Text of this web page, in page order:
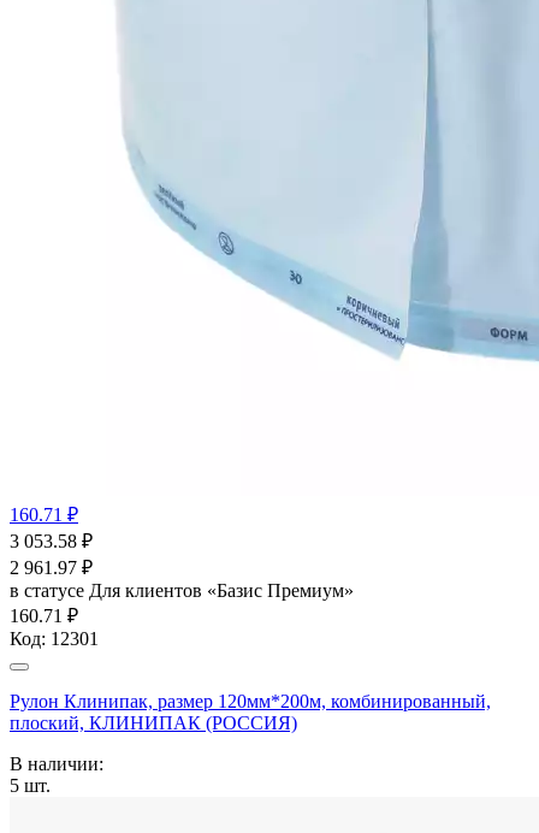
160.71 ₽
3 053.58 ₽
2 961.97 ₽
в статусе Для клиентов «Базис Премиум»
160.71 ₽
Код: 12301
Рулон Клинипак, размер 120мм*200м, комбинированный,
плоский, КЛИНИПАК (РОССИЯ)
В наличии:
5 шт.